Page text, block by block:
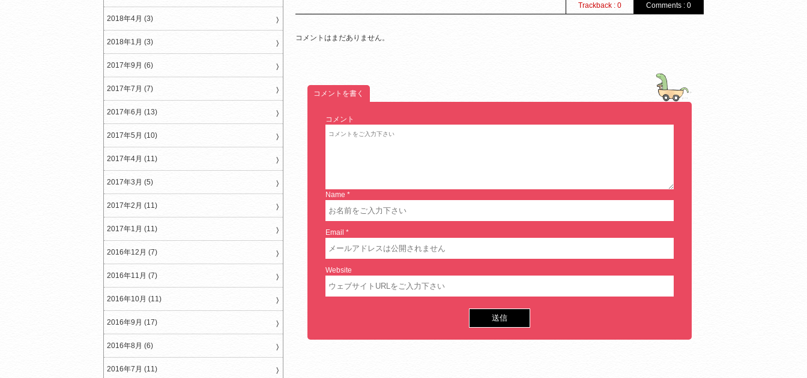
Comments : 0
Trackback : 0
コメントはまだありません。
コメントを書く
コメント
Name *
Email *
Website
2018年4月 (3)
2018年1月 (3)
2017年9月 (6)
2017年7月 (7)
2017年6月 (13)
2017年5月 (10)
2017年4月 (11)
2017年3月 (5)
2017年2月 (11)
2017年1月 (11)
2016年12月 (7)
2016年11月 (7)
2016年10月 (11)
2016年9月 (17)
2016年8月 (6)
2016年7月 (11)